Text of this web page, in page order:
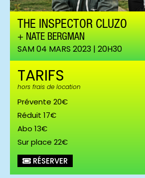
THE INSPECTOR CLUZO
NATE BERGMAN
SAM 04 MARS 2023 | 20H30
TARIFS
hors frais de location
Prévente 20€
Réduit 17€
Abo 13€
Sur place 22€
RÉSERVER